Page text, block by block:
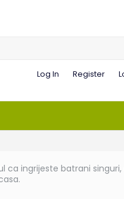
Log In Register
ca ingrijeste batrani